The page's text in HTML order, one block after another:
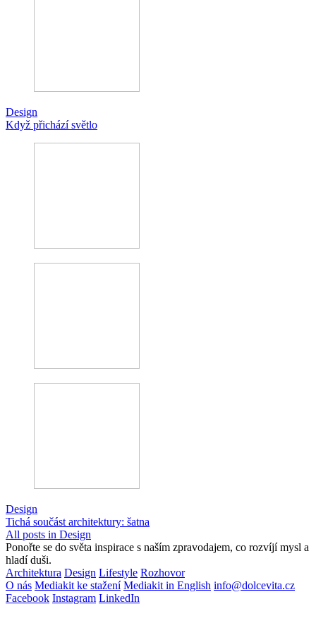
Design
Když přichází světlo
Design
Tichá součást architektury: šatna
All posts in Design
Ponořte se do světa inspirace s naším zpravodajem, co rozvíjí mysl a
hladí duši.
Architektura Design Lifestyle Rozhovor
O nás Mediakit ke stažení Mediakit in English info@dolcevita.cz
Facebook Instagram LinkedIn